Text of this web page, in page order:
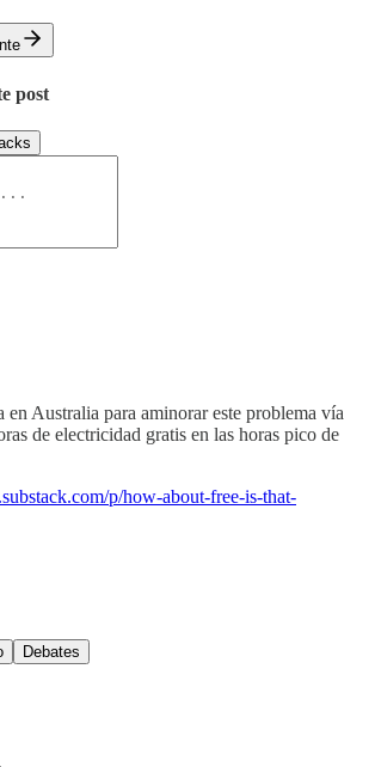
post
en Australia para aminorar este problema vía
de electricidad gratis en las horas pico de
p/how-about-free-is-that-
Debates